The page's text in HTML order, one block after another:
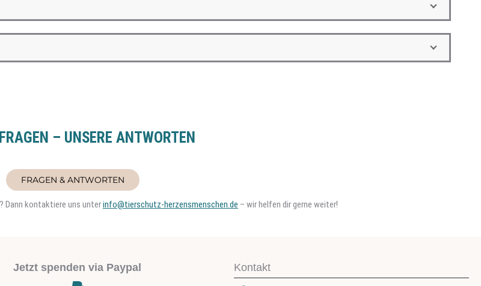
– UNSERE ANTWORTEN
FRAGEN & ANTWORTEN
Dann kontaktiere uns unterinfo@tierschutz-herzensmenschen.de – wir helfen dir gerne weiter!
Jetzt spenden via Paypal Kontakt